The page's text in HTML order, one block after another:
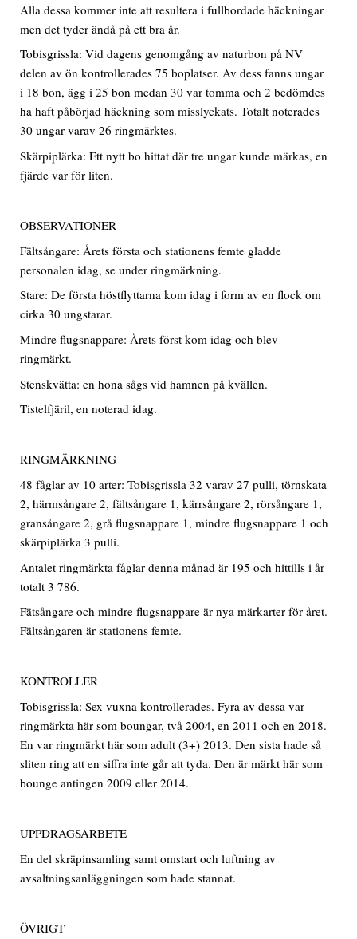
Alla dessa kommer inte att resultera i fullbordade häckningar
men det tyder ändå på ett bra år.
Tobisgrissla: Vid dagens genomgång av naturbon på NV
delen av ön kontrollerades 75 boplatser. Av dess fanns ungar
i 18 bon, ägg i 25 bon medan 30 var tomma och 2 bedömdes
ha haft påbörjad häckning som misslyckats. Totalt noterades
30 ungar varav 26 ringmärktes.
Skärpiplärka: Ett nytt bo hittat där tre ungar kunde märkas, en
fjärde var för liten.
OBSERVATIONER
Fältsångare: Årets första och stationens femte gladde
personalen idag, se under ringmärkning.
Stare: De första höstflyttarna kom idag i form av en flock om
cirka 30 ungstarar.
Mindre flugsnappare: Årets först kom idag och blev
ringmärkt.
Stenskvätta: en hona sågs vid hamnen på kvällen.
Tistelfjäril, en noterad idag.
RINGMÄRKNING
48 fåglar av 10 arter: Tobisgrissla 32 varav 27 pulli, törnskata
2, härmsångare 2, fältsångare 1, kärrsångare 2, rörsångare 1,
gransångare 2, grå flugsnappare 1, mindre flugsnappare 1 och
skärpiplärka 3 pulli.
Antalet ringmärkta fåglar denna månad är 195 och hittills i år
totalt 3 786.
Fätsångare och mindre flugsnappare är nya märkarter för året.
Fältsångaren är stationens femte.
KONTROLLER
Tobisgrissla: Sex vuxna kontrollerades. Fyra av dessa var
ringmärkta här som boungar, två 2004, en 2011 och en 2018.
En var ringmärkt här som adult (3+) 2013. Den sista hade så
sliten ring att en siffra inte går att tyda. Den är märkt här som
bounge antingen 2009 eller 2014.
UPPDRAGSARBETE
En del skräpinsamling samt omstart och luftning av
avsaltningsanläggningen som hade stannat.
ÖVRIGT